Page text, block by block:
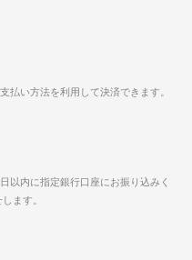
払い方法を利用して決済できます。
以内に指定銀行口座にお振り込みく
ます。